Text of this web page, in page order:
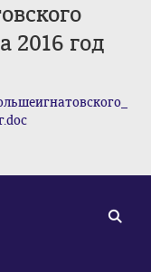
2016 год